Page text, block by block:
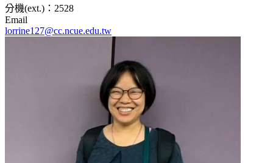
分機(ext.)：2528
Email
lorrine127@cc.ncue.edu.tw